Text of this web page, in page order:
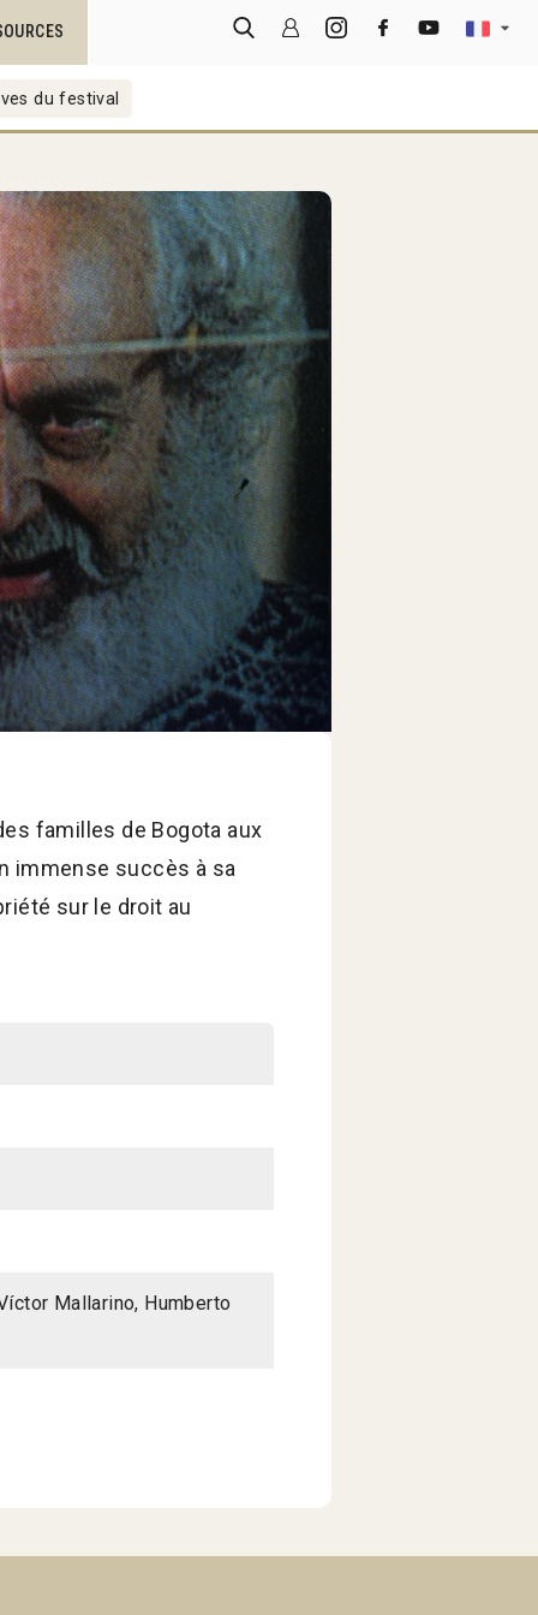
du festival
familles de Bogota aux
immense succès à sa
sur le droit au
Mallarino, Humberto